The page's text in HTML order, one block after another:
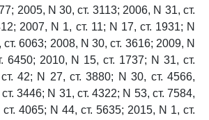
2005, N 30, ст. 3113; 2006, N 31, ст.
2007, N 1, ст. 11; N 17, ст. 1931; N
6063; 2008, N 30, ст. 3616; 2009, N
6450; 2010, N 15, ст. 1737; N 31, ст.
42; N 27, ст. 3880; N 30, ст. 4566,
3446; N 31, ст. 4322; N 53, ст. 7584,
4065; N 44, ст. 5635; 2015, N 1, ст.